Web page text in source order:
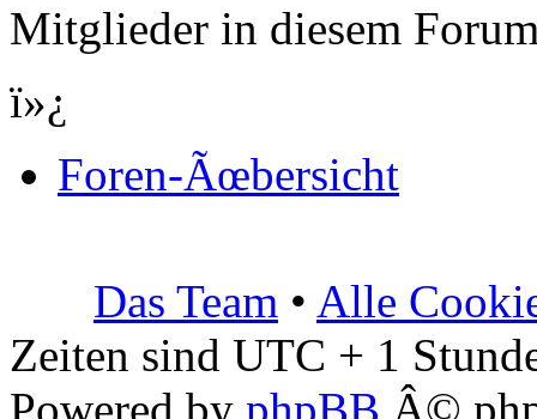
Mitglieder in diesem
ï»¿
Foren-Ãœbersicht
Das Team • Alle
Zeiten sind UTC + 1
Powered by phpBB Â©